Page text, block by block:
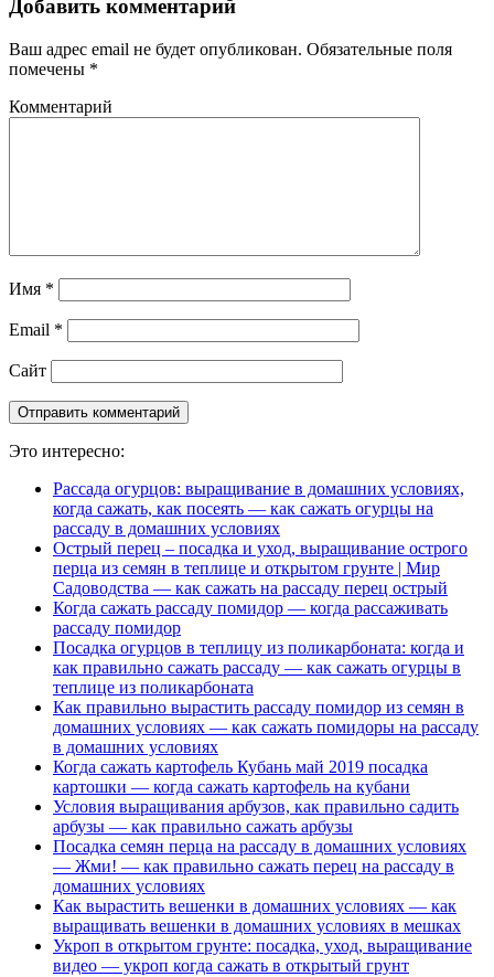
Добавить комментарий
Ваш адрес email не будет опубликован. Обязательные поля
помечены *
Комментарий
Имя *
Email *
Сайт
Это интересно:
Рассада огурцов: выращивание в домашних условиях,
когда сажать, как посеять — как сажать огурцы на
рассаду в домашних условиях
Острый перец – посадка и уход, выращивание острого
перца из семян в теплице и открытом грунте | Мир
Садоводства — как сажать на рассаду перец острый
Когда сажать рассаду помидор — когда рассаживать
рассаду помидор
Посадка огурцов в теплицу из поликарбоната: когда и
как правильно сажать рассаду — как сажать огурцы в
теплице из поликарбоната
Как правильно вырастить рассаду помидор из семян в
домашних условиях — как сажать помидоры на рассаду
в домашних условиях
Когда сажать картофель Кубань май 2019 посадка
картошки — когда сажать картофель на кубани
Условия выращивания арбузов, как правильно садить
арбузы — как правильно сажать арбузы
Посадка семян перца на рассаду в домашних условиях
— Жми! — как правильно сажать перец на рассаду в
домашних условиях
Как вырастить вешенки в домашних условиях — как
выращивать вешенки в домашних условиях в мешках
Укроп в открытом грунте: посадка, уход, выращивание
видео — укроп когда сажать в открытый грунт